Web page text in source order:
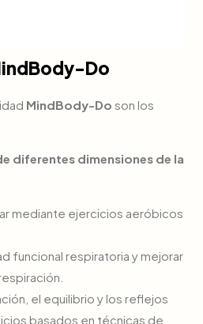
Do
MindBody-Do son los
diferentes dimensiones de la
mediante ejercicios aeróbicos
funcional respiratoria y mejorar
el equilibrio y los reflejos
basados en técnicas de